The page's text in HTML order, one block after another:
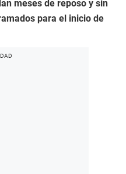
meses de reposo y sin
para el inicio de